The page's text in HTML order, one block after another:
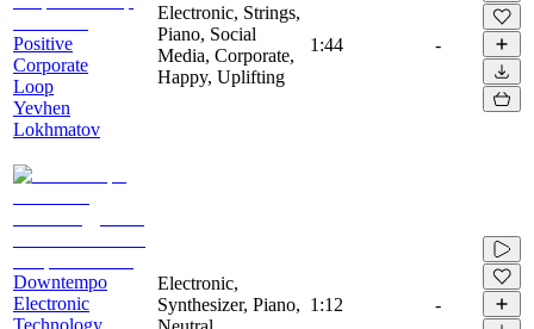
Positive
Corporate
Loop
Yevhen
Lokhmatov
Electronic, Strings,
Piano, Social
Media, Corporate,
Happy, Uplifting
1:44 -
Downtempo
Electronic
Technology
Electronic,
Synthesizer, Piano, 1:12 -